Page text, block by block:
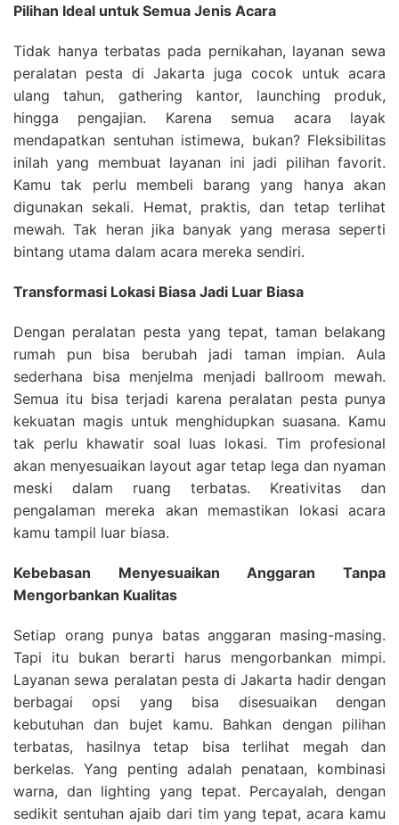
Pilihan Ideal untuk Semua Jenis Acara
Tidak hanya terbatas pada pernikahan, layanan sewa
peralatan pesta di Jakarta juga cocok untuk acara
ulang tahun, gathering kantor, launching produk,
hingga pengajian. Karena semua acara layak
mendapatkan sentuhan istimewa, bukan? Fleksibilitas
inilah yang membuat layanan ini jadi pilihan favorit.
Kamu tak perlu membeli barang yang hanya akan
digunakan sekali. Hemat, praktis, dan tetap terlihat
mewah. Tak heran jika banyak yang merasa seperti
bintang utama dalam acara mereka sendiri.
Transformasi Lokasi Biasa Jadi Luar Biasa
Dengan peralatan pesta yang tepat, taman belakang
rumah pun bisa berubah jadi taman impian. Aula
sederhana bisa menjelma menjadi ballroom mewah.
Semua itu bisa terjadi karena peralatan pesta punya
kekuatan magis untuk menghidupkan suasana. Kamu
tak perlu khawatir soal luas lokasi. Tim profesional
akan menyesuaikan layout agar tetap lega dan nyaman
meski dalam ruang terbatas. Kreativitas dan
pengalaman mereka akan memastikan lokasi acara
kamu tampil luar biasa.
Kebebasan Menyesuaikan Anggaran Tanpa
Mengorbankan Kualitas
Setiap orang punya batas anggaran masing-masing.
Tapi itu bukan berarti harus mengorbankan mimpi.
Layanan sewa peralatan pesta di Jakarta hadir dengan
berbagai opsi yang bisa disesuaikan dengan
kebutuhan dan bujet kamu. Bahkan dengan pilihan
terbatas, hasilnya tetap bisa terlihat megah dan
berkelas. Yang penting adalah penataan, kombinasi
warna, dan lighting yang tepat. Percayalah, dengan
sedikit sentuhan ajaib dari tim yang tepat, acara kamu